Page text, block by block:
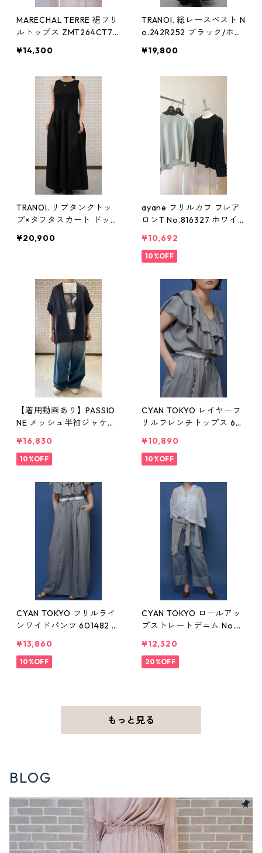
MARECHAL TERRE 裾フリ
ルトップス ZMT264CT70
Mサイズ 9号 マルシャルテ
¥14,300
TRANOI. 総レースベスト N
o.242R252 ブラック/ホワ
¥19,800
TRANOI. リブタンクトッ
プ×タフタスカート ドッキ
03 ブラック トラノイ
¥20,900
ayane フリルカフ フレア
ロンT No.816327 ホワイ
Mサイズ アヤン
¥10,692
10%OFF
【着用動画あり】PASSIO
NE メッシュ半袖ジャケッ
ル/ベージュ 9号 Mサイズ
パシオーネ
¥16,830
10%OFF
CYAN TOKYO レイヤーフ
リルフレンチトップス 601
ディース
¥10,890
10%OFF
CYAN TOKYO フリルライ
ンワイドパンツ 601482 グ
ス
¥13,860
10%OFF
CYAN TOKYO ロールアッ
プストレートデニム No.6
号 38サイズ Mサイズ レデ
ィース シアン
¥12,320
20%OFF
もっと見る
BLOG